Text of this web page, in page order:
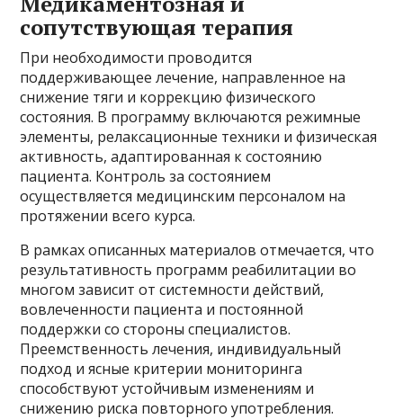
сопутствующая терапия
При необходимости проводится
поддерживающее лечение, направленное на
снижение тяги и коррекцию физического
состояния. В программу включаются режимные
элементы, релаксационные техники и физическая
активность, адаптированная к состоянию
пациента. Контроль за состоянием
осуществляется медицинским персоналом на
протяжении всего курса.
В рамках описанных материалов отмечается, что
результативность программ реабилитации во
многом зависит от системности действий,
вовлеченности пациента и постоянной
поддержки со стороны специалистов.
Преемственность лечения, индивидуальный
подход и ясные критерии мониторинга
способствуют устойчивым изменениям и
снижению риска повторного употребления.